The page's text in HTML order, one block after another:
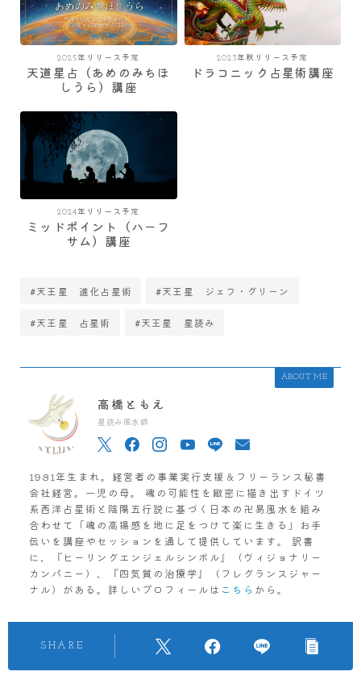
2025年リリース予定
天道星占（あめのみちほ
しうら）講座
2023年秋リリース予定
ドラコニック占星術講座
2024年リリース予定
ミッドポイント（ハーフ
サム）講座
#天王星 進化占星術 #天王星 ジェフ・グリーン
#天王星 占星術 #天王星 星読み
ABOUT ME
高橋ともえ
星読み風水師
1981年生まれ。経営者の事業実行支援＆フリーランス秘書
会社経営。一児の母。 魂の可能性を緻密に描き出すドイツ
系西洋占星術と陰陽五行説に基づく日本の卍易風水を組み
合わせて「魂の高揚感を地に足をつけて楽に生きる」お手
伝いを講座やセッションを通して提供しています。 訳書
に、『ヒーリングエンジェルシンボル』（ヴィジョナリー
カンパニー）、『四気質の治療学』（フレグランスジャー
ナル）がある。詳しいプロフィールは こちら から。
SHARE